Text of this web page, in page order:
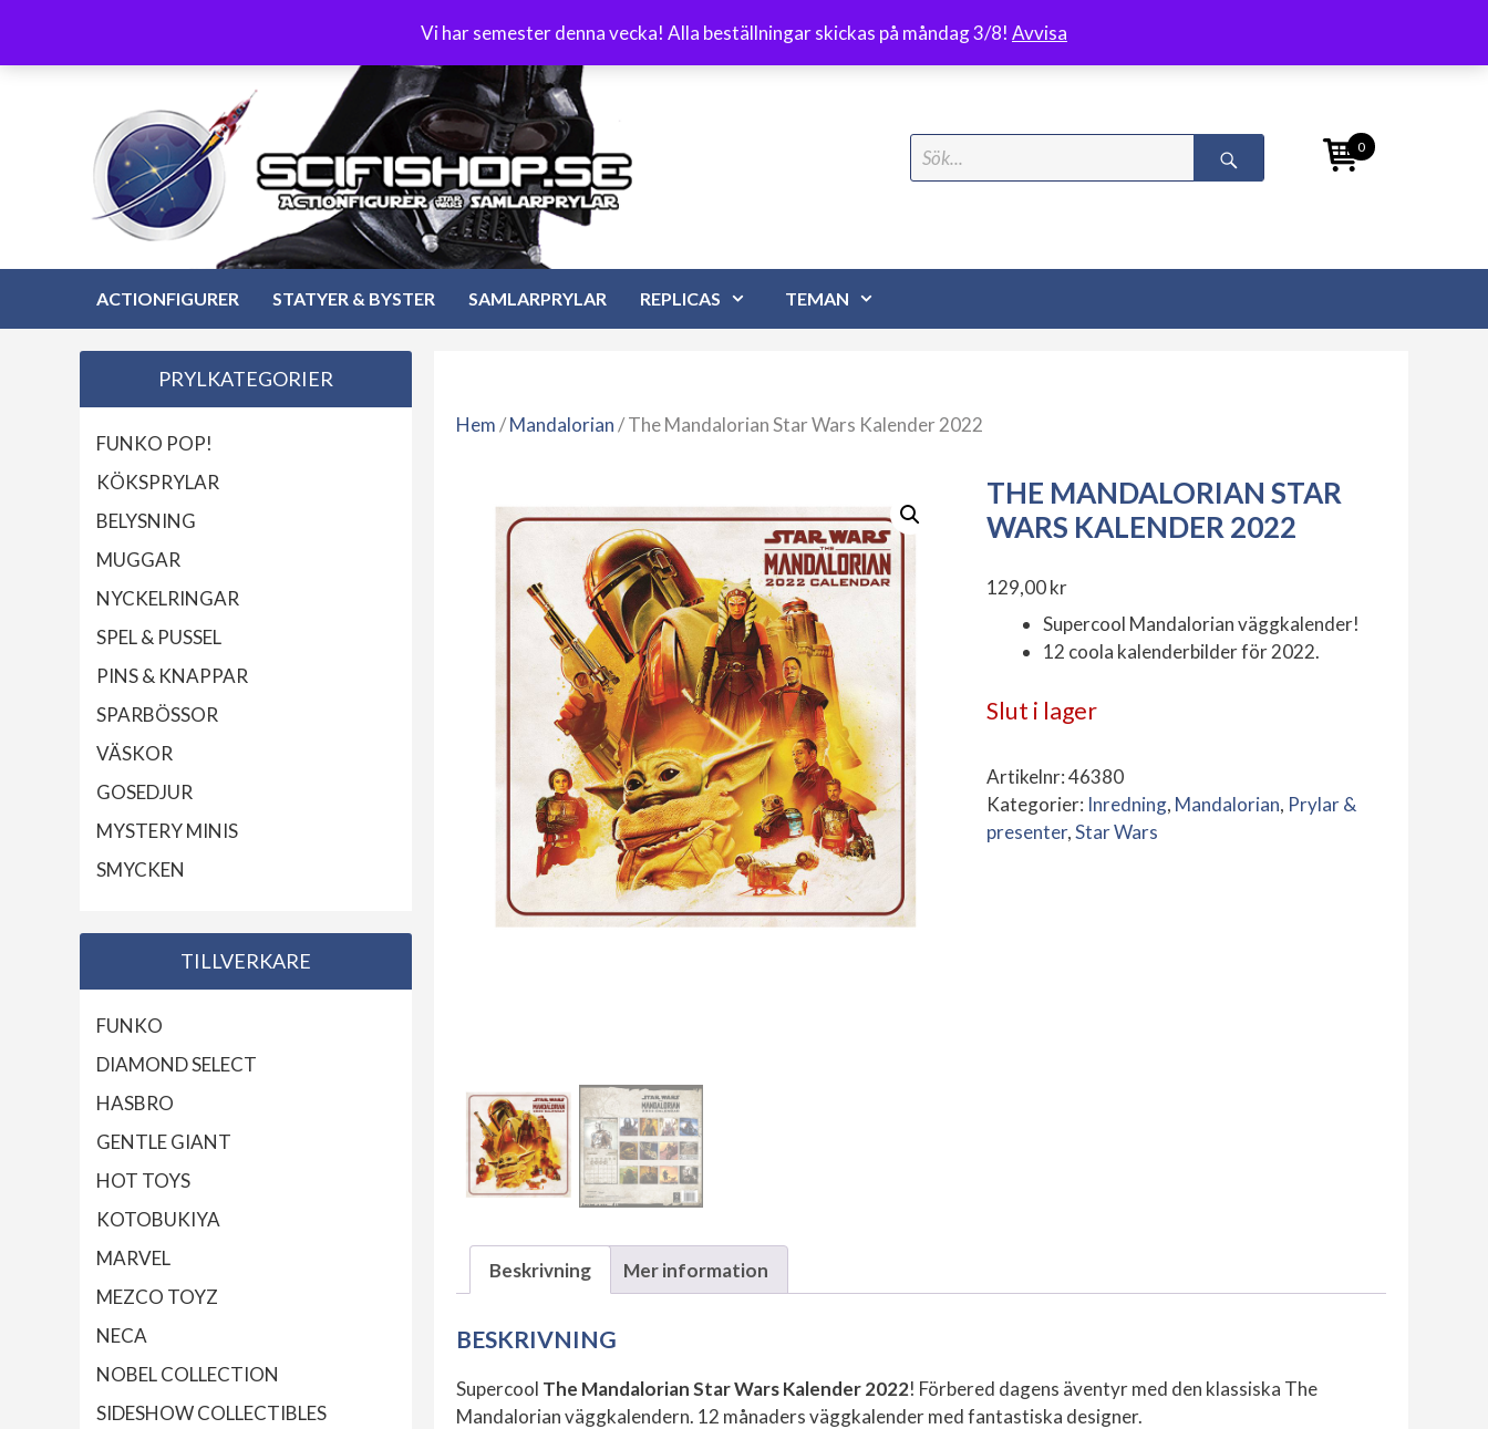
Vi har semester denna vecka! Alla beställningar skickas på måndag 3/8! Avvisa
innehåll
Öppet köp 30 dagar Frakt 89 kr
Search
for:
0
ACTIONFIGURER STATYER & BYSTER SAMLARPRYLAR REPLICAS TEMAN
Hem/Mandalorian/ The Mandalorian Star Wars Kalender 2022
THE MANDALORIAN STAR
WARS KALENDER 2022
129,00kr
Supercool Mandalorian väggkalender!
12 coola kalenderbilder för 2022.
Slut i lager
Artikelnr:46380
Kategorier: Inredning, Mandalorian, Prylar &
presenter,Star Wars
Beskrivning Mer information
BESKRIVNING
Supercool The Mandalorian Star Wars Kalender 2022! Förbered dagens äventyr med den klassiska The
Mandalorian väggkalendern. 12 månaders väggkalender med fantastiska designer.
PRYLKATEGORIER
FUNKO POP!
KÖKSPRYLAR
BELYSNING
MUGGAR
NYCKELRINGAR
SPEL & PUSSEL
PINS & KNAPPAR
SPARBÖSSOR
VÄSKOR
GOSEDJUR
MYSTERY MINIS
SMYCKEN
TILLVERKARE
FUNKO
DIAMOND SELECT
HASBRO
GENTLE GIANT
HOT TOYS
KOTOBUKIYA
MARVEL
MEZCO TOYZ
NECA
NOBEL COLLECTION
SIDESHOW COLLECTIBLES